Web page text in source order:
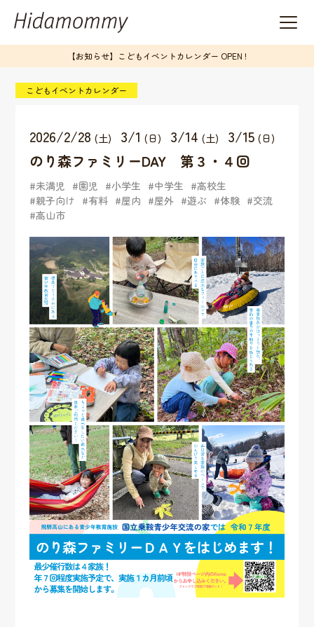
【お知らせ】こどもイベントカレンダー OPEN !
こどもイベントカレンダー
2026/2/28 (土) 3/1 (日) 3/14 (土) 3/15 (日)
のり森ファミリーDAY 第３・４回
未満児 園児 小学生 中学生
高校生
親子向け
有料 屋内 屋外 遊ぶ 体験
交流
高山市